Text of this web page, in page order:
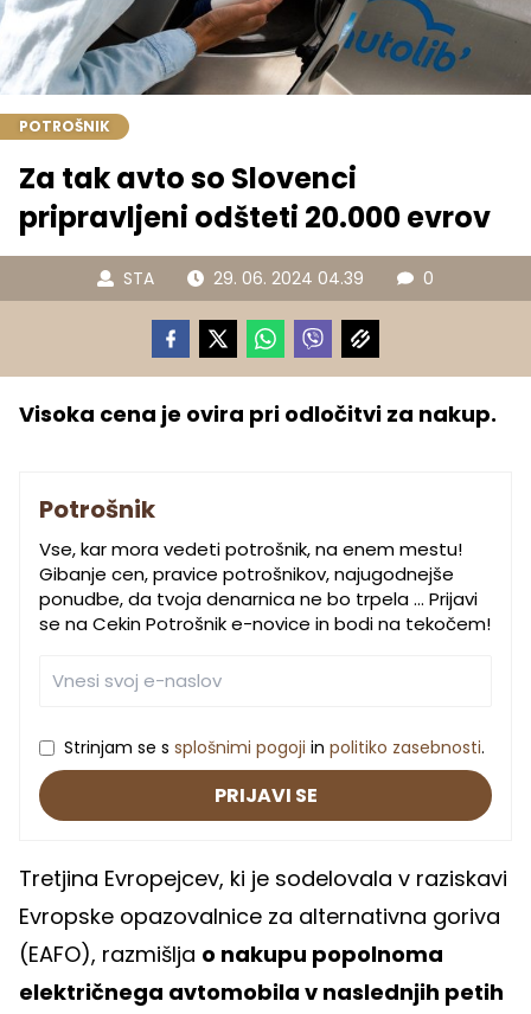
POTROŠNIK
Za tak avto so Slovenci
pripravljeni odšteti 20.000 evrov
STA 29. 06. 2024 04.39 0
Visoka cena je ovira pri odločitvi za nakup.
Potrošnik
Vse, kar mora vedeti potrošnik, na enem mestu!
Gibanje cen, pravice potrošnikov, najugodnejše
ponudbe, da tvoja denarnica ne bo trpela … Prijavi
se na Cekin Potrošnik e-novice in bodi na tekočem!
Strinjam se s splošnimi pogoji in politiko zasebnosti.
PRIJAVI SE
Tretjina Evropejcev, ki je sodelovala v raziskavi
Evropske opazovalnice za alternativna goriva
(EAFO), razmišlja o nakupu popolnoma
električnega avtomobila v naslednjih petih